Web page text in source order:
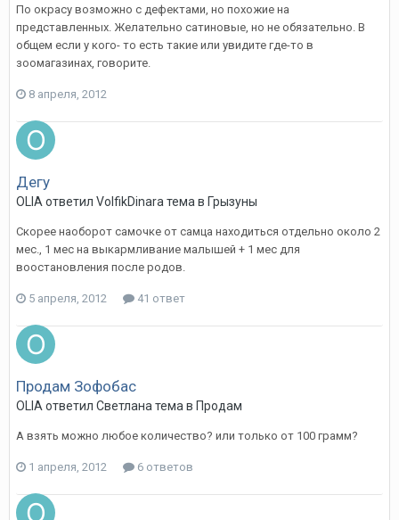
По окрасу возможно с дефектами, но похожие на
представленных. Желательно сатиновые, но не обязательно. В
общем если у кого- то есть такие или увидите где-то в
зоомагазинах, говорите.
8 апреля, 2012
Дегу
OLIA ответил VolfikDinara тема в Грызуны
Скорее наоборот самочке от самца находиться отдельно около 2
мес., 1 мес на выкармливание малышей + 1 мес для
воостановления после родов.
5 апреля, 2012 41 ответ
Продам Зофобас
OLIA ответил Светлана тема в Продам
А взять можно любое количество? или только от 100 грамм?
1 апреля, 2012 6 ответов